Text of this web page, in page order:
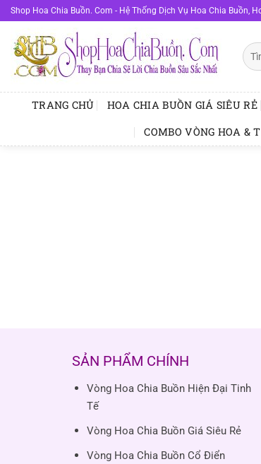
Bỏ
qua
nội
dung
Shop Hoa Chia Buồn. Com - Hệ Thống Dịch Vụ Hoa Chia Buồn,
Tìm
TRANG CHỦ HOA CHIA BUỒN GIÁ SIÊU RẺ
COMBO VÒNG HOA &
SẢN PHẨM CHÍNH
Vòng Hoa Chia Buồn Hiện Đại Tinh
Tế
Vòng Hoa Chia Buồn Giá Siêu Rẻ
Vòng Hoa Chia Buồn Cổ Điển